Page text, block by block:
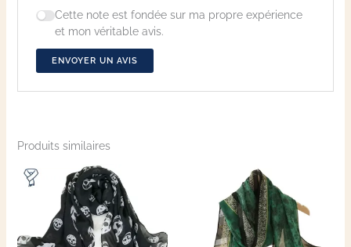
Cette note est fondée sur ma propre expérience
et mon véritable avis.
ENVOYER UN AVIS
Produits similaires
plusieurs